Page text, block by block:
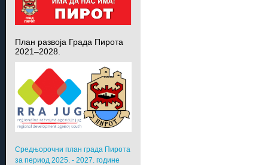
План развоја Града Пирота
2021–2028.
Средњорочни план града Пирота
за период 2025. - 2027. године